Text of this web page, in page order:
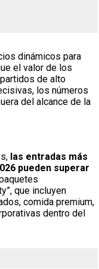
dinámicos para
el valor de los
de alto
los números
del alcance de la
las entradas más
pueden superar
que incluyen
comida premium,
dentro del